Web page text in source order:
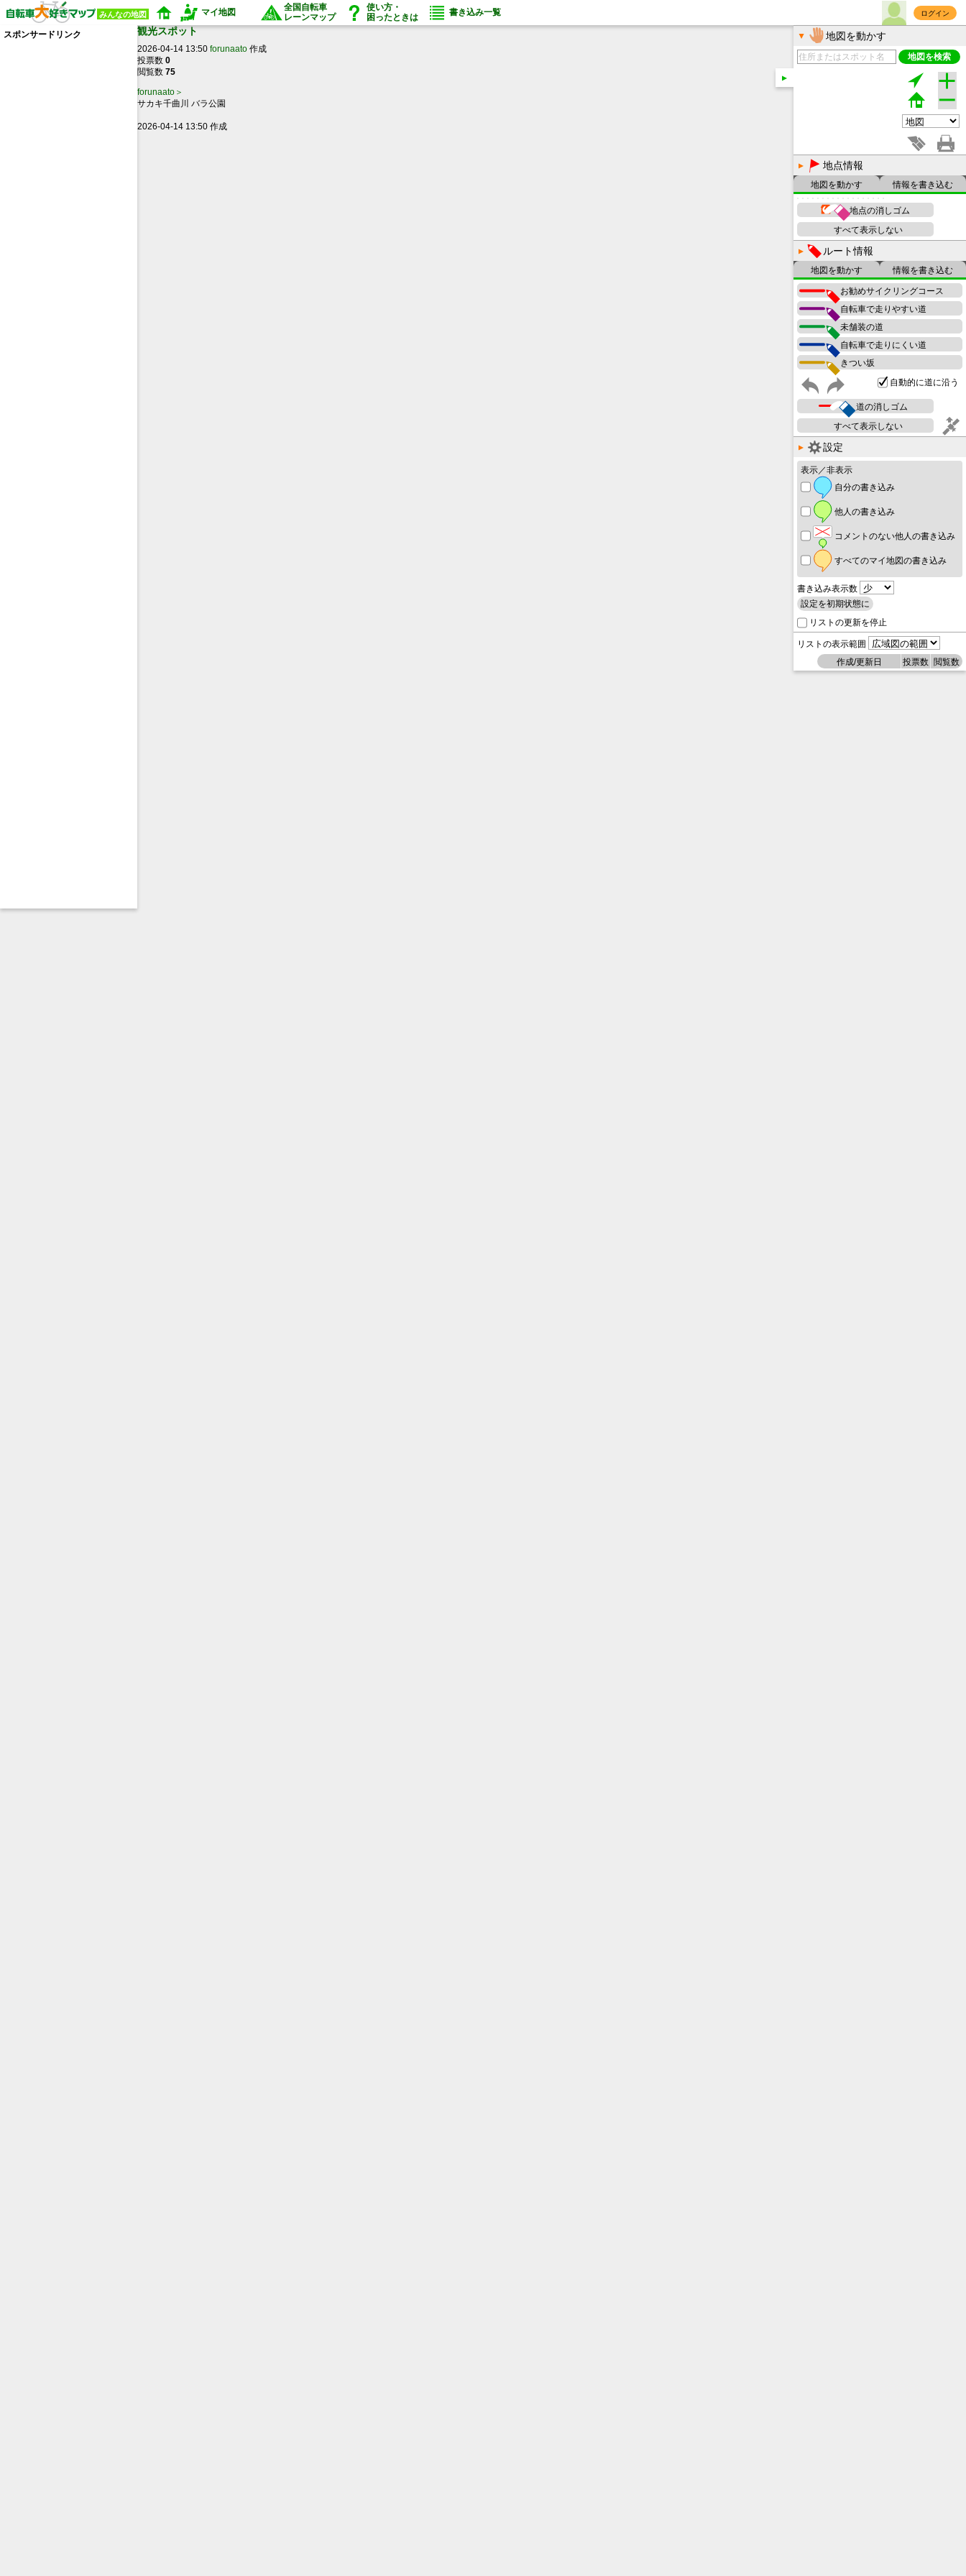
みんなの地図 マイ地図
全国自転車
レーンマップ
使い方・
困ったときは
書き込み一覧 ログイン
スポンサードリンク 地図を動かす
地図を検索
地点情報
地図を動かす 情報を書き込む
地点の消しゴム
すべて表示しない
ルート情報
地図を動かす 情報を書き込む
お勧めサイクリングコース
自転車で走りやすい道
未舗装の道
自転車で走りにくい道
きつい坂
自動的に道に沿う
道の消しゴム
すべて表示しない
設定
表示／非表示
自分の書き込み
他人の書き込み
コメントのない他人の書き込み
すべてのマイ地図の書き込み
書き込み表示数
設定を初期状態に
リストの更新を停止
リストの表示範囲
作成/更新日
投票数 閲覧数
観光スポット
2026-04-14 13:50 forunaato 作成
投票数 0
閲覧数 75
forunaato＞
サカキ千曲川 バラ公園
2026-04-14 13:50 作成